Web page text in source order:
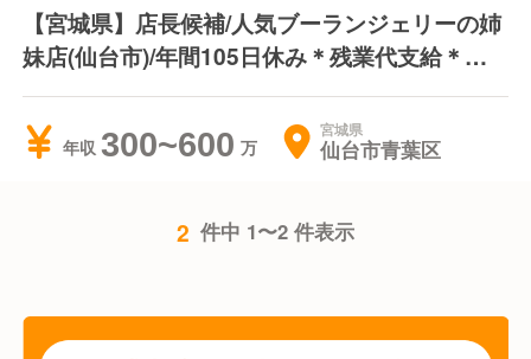
【宮城県】店長候補/人気ブーランジェリーの姉
妹店(仙台市)/年間105日休み＊残業代支給＊賞
与あり
年収 300~600 宮城県
仙台市青葉区
2 件中 1〜2 件表示